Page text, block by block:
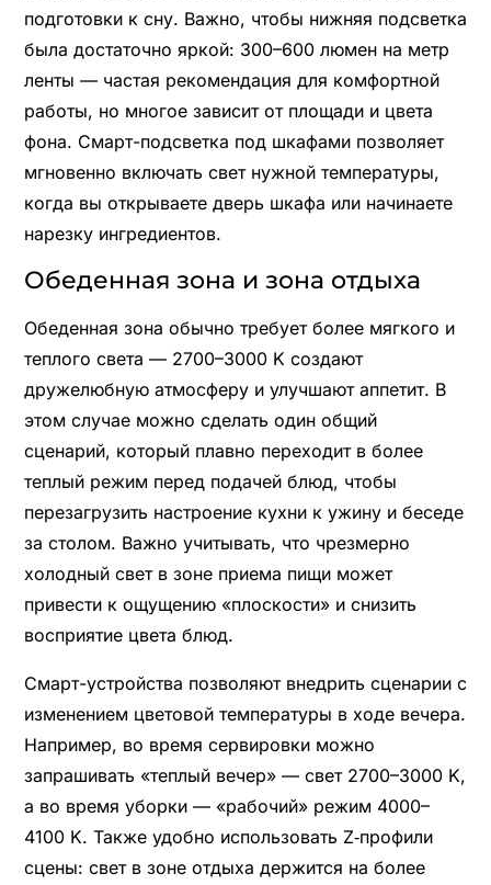
подготовки к сну. Важно, чтобы нижняя подсветка
была достаточно яркой: 300–600 люмен на метр
ленты — частая рекомендация для комфортной
работы, но многое зависит от площади и цвета
фона. Смарт-подсветка под шкафами позволяет
мгновенно включать свет нужной температуры,
когда вы открываете дверь шкафа или начинаете
нарезку ингредиентов.
Обеденная зона и зона отдыха
Обеденная зона обычно требует более мягкого и
теплого света — 2700–3000 K создают
дружелюбную атмосферу и улучшают аппетит. В
этом случае можно сделать один общий
сценарий, который плавно переходит в более
теплый режим перед подачей блюд, чтобы
перезагрузить настроение кухни к ужину и беседе
за столом. Важно учитывать, что чрезмерно
холодный свет в зоне приема пищи может
привести к ощущению «плоскости» и снизить
восприятие цвета блюд.
Смарт-устройства позволяют внедрить сценарии с
изменением цветовой температуры в ходе вечера.
Например, во время сервировки можно
запрашивать «теплый вечер» — свет 2700–3000 K,
а во время уборки — «рабочий» режим 4000–
4100 K. Также удобно использовать Z‑профили
сцены: свет в зоне отдыха держится на более